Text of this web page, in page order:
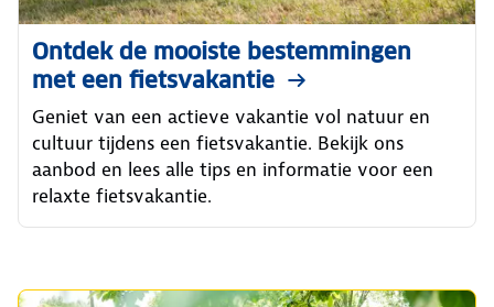
Ontdek de mooiste bestemmingen
met een fietsvakantie
Geniet van een actieve vakantie vol natuur en
cultuur tijdens een fietsvakantie. Bekijk ons
aanbod en lees alle tips en informatie voor een
relaxte fietsvakantie.